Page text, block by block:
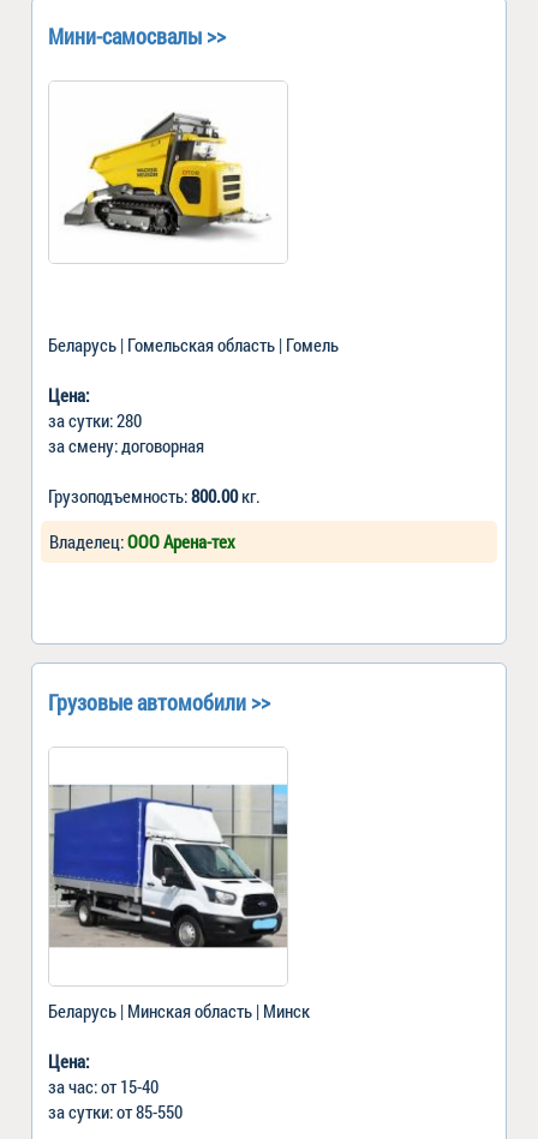
Мини-самосвалы >>
Беларусь | Гомельская область | Гомель
Цена:
за сутки: 280
за смену: договорная
Грузоподъемность:800.00кг.
Владелец:ООО Арена-тех
Грузовые автомобили >>
Беларусь | Минская область | Минск
Цена:
за час: от 15-40
за сутки: от 85-550